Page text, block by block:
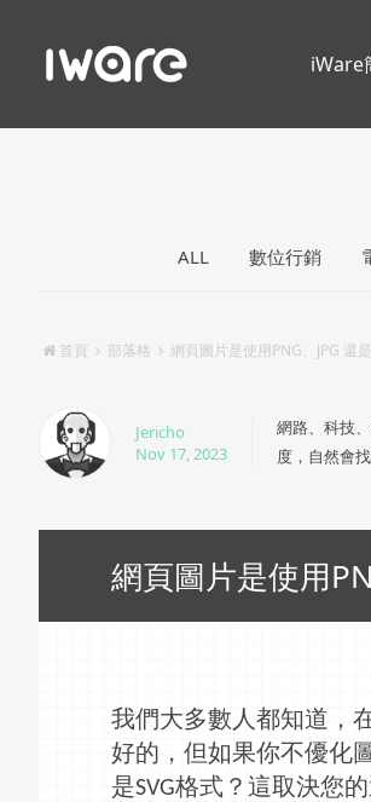
ALL 數位行銷
首頁 部落格 網頁圖片是使用PNG、JPG 還
Jericho
Nov 17, 2023
網路、科技
度，自然會
網頁圖片是使用
我們大多數人都知道，
好的，但如果你不優化
是SVG格式？這取決您的